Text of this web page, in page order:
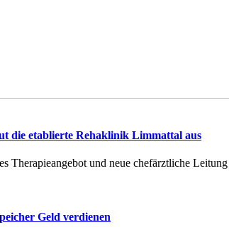
die etablierte Rehaklinik Limmattal aus
Therapieangebot und neue chefärztliche
Geld verdienen